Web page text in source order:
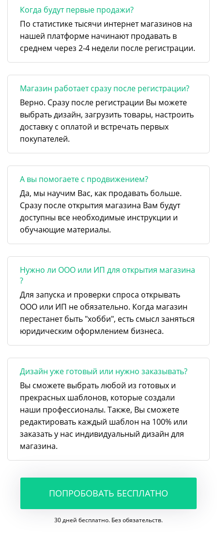
Когда будут первые продажи?
По статистике тысячи интернет магазинов на
нашей платформе начинают продавать в
среднем через 2-4 недели после регистрации.
Магазин работает сразу после регистрации?
Верно. Сразу после регистрации Вы можете
выбрать дизайн, загрузить товары, настроить
доставку с оплатой и встречать первых
покупателей.
А вы помогаете с продвижением?
Да, мы научим Вас, как продавать больше.
Сразу после открытия магазина Вам будут
доступны все необходимые инструкции и
обучающие материалы.
Нужно ли ООО или ИП для открытия магазина
?
Для запуска и проверки спроса открывать
ООО или ИП не обязательно. Когда магазин
перестанет быть "хобби", есть смысл заняться
юридическим оформлением бизнеса.
Дизайн уже готовый или нужно заказывать?
Вы сможете выбрать любой из готовых и
прекрасных шаблонов, которые создали
наши профессионалы. Также, Вы сможете
редактировать каждый шаблон на 100% или
заказать у нас индивидуальный дизайн для
магазина.
ПОПРОБОВАТЬ БЕСПЛАТНО
30 дней бесплатно. Без обязательств.